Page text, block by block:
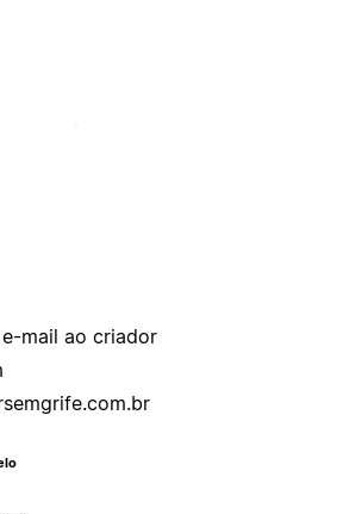
mail ao criador